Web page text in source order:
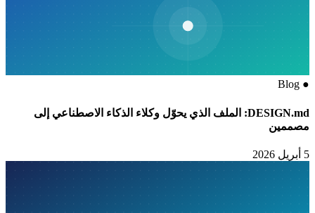
●
Blog
DESIGN.md: الملف الذي يحوّل وكلاء الذكاء الاصطناعي إلى
مصممين